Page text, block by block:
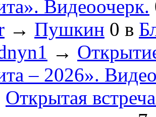
Видеоочерк.
→ Пушкин 0 в
→
– 2026».
Открытая